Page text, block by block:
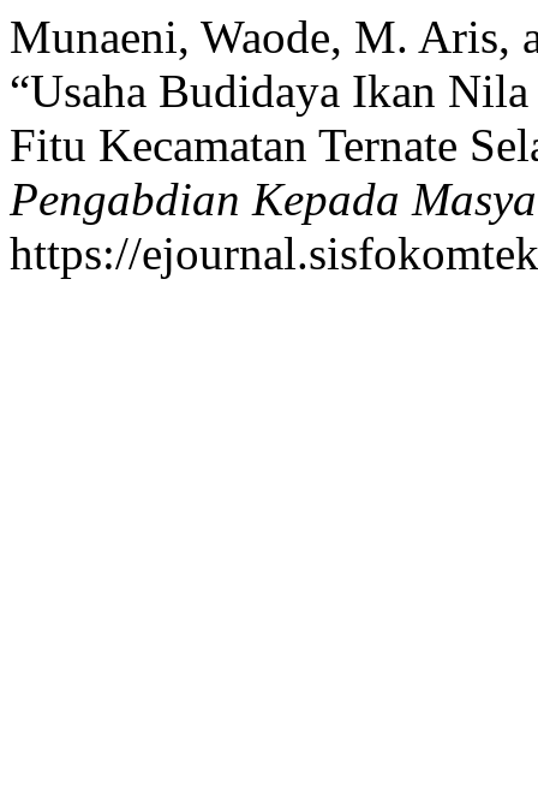
Munaeni, Waode, M.
“Usaha Budidaya Ikan
Fitu Kecamatan Ternate
Pengabdian Kepada
https://